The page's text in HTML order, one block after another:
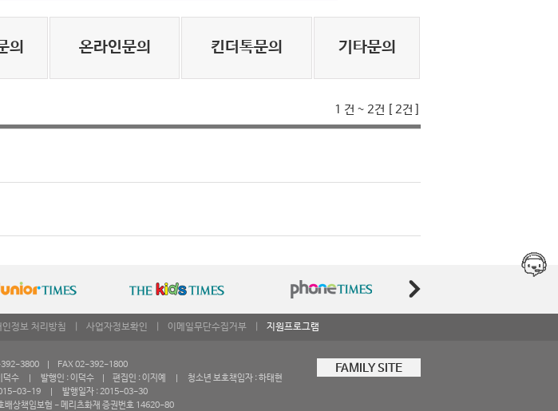
의 온라인문의 킨더톡문의 기타문의
1 건 ~ 2건 [ 2건 ]
인정보 처리방침 사업자정보확인 이메일무단수집거부 지원프로그램
392-3800 | FAX 02-392-1800
수 | 발행인 : 이덕수 | 편집인 : 이지예 | 청소년 보호책임자 : 하태현
03-19 | 발행일자 : 2015-03-30
상책임보험 - 메리츠화재 증권번호 14620-80
FAMILY SITE